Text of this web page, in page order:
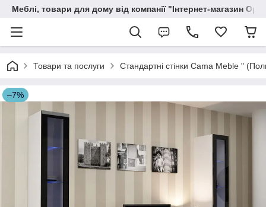
Меблі, товари для дому від компанії "Інтернет-магазин
Товари та послуги Стандартні стінки Cama Meble "
–7%